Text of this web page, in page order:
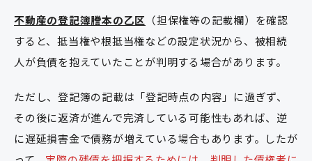
不動産の登記簿謄本の乙区 （担保権等の記載欄）を確認
すると、抵当権や根抵当権などの設定状況から、被相続
人が負債を抱えていたことが判明する場合があります。
ただし、登記簿の記載は「登記時点の内容」に過ぎず、
その後に返済が進んで完済している可能性もあれば、逆
に遅延損害金で債務が増えている場合もあります。したが